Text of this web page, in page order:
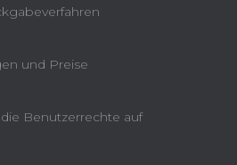
und Preise
Benutzerrechte auf